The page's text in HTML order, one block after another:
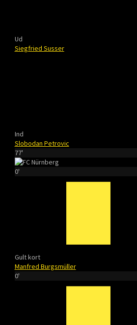
Ud
Siegfried Susser
Ind
Slobodan Petrovic
77'
0'
Gult kort
Manfred Burgsmüller
0'